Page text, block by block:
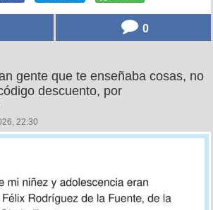
0
gente que te enseñaba cosas, no
descuento, por
22:30